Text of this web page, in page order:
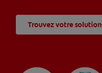
Trouvez votre solution